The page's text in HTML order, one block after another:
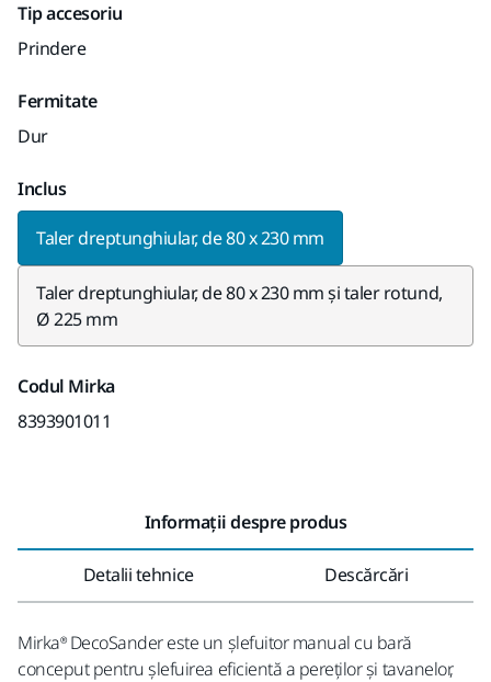
Tip accesoriu
Prindere
Fermitate
Dur
Inclus
Taler dreptunghiular, de 80 x 230 mm
Taler dreptunghiular, de 80 x 230 mm și taler rotund,
Ø 225 mm
Codul Mirka
8393901011
Informații despre produs
Detalii tehnice Descărcări
Mirka® DecoSander este un șlefuitor manual cu bară
conceput pentru șlefuirea eficientă a pereților și tavanelor,